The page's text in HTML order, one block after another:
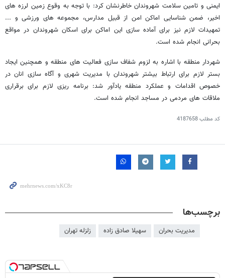
ایمنی و تامین سلامت شهروندان خاطرنشان کرد: با توجه به وقوع زمین لرزه های
اخیر، ضمن شناسایی اماکن امن از قبیل مدارس، مجموعه های ورزشی و ...
تمهیدات لازم نیز برای آماده سازی این اماکن برای اسکان شهروندان در مواقع
بحرانی انجام شده است.
شهردار منطقه با اشاره به لزوم شفاف سازی فعالیت های منطقه و همچنین ایجاد
بستر لازم برای ارتباط بیشتر شهروندان با مدیریت شهری و آگاه سازی انان در
خصوص اقدامات و عملکرد منطقه یادآور شد: برنامه ریزی لازم برای برقراری
ملاقات های مردمی در مساجد انجام شده است.
کد مطلب4187658
برچسب‌ها
مدیریت بحران سهیلا صادق زاده زلزله تهران